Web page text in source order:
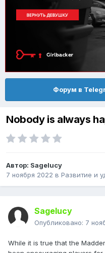
Форум в
Nobody is always
Автор: Sagelucy
7 ноября 2022 в Pазвитие и
Sagelucy
Опубликовано: 7
While it is true that the